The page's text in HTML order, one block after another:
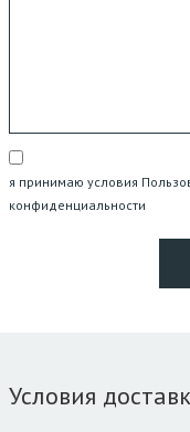
я принимаю условия
конфиденциальности
Условия